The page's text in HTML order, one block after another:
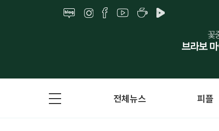
전체뉴스 피플